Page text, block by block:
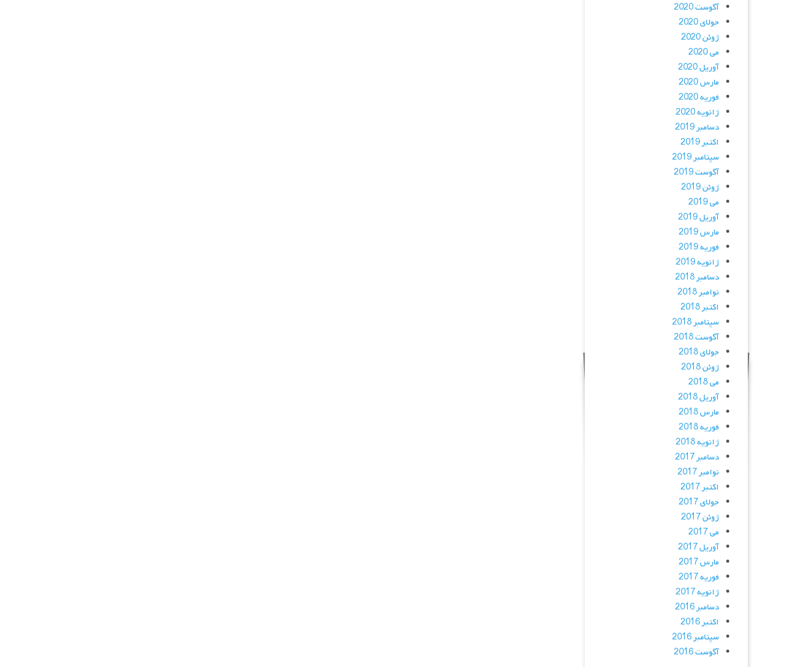
آگوست 2020
جولای 2020
ژوئن 2020
می 2020
آوریل 2020
مارس 2020
فوریه 2020
ژانویه 2020
دسامبر 2019
اکتبر 2019
سپتامبر 2019
آگوست 2019
ژوئن 2019
می 2019
آوریل 2019
مارس 2019
فوریه 2019
ژانویه 2019
دسامبر 2018
نوامبر 2018
اکتبر 2018
سپتامبر 2018
آگوست 2018
جولای 2018
ژوئن 2018
می 2018
آوریل 2018
مارس 2018
فوریه 2018
ژانویه 2018
دسامبر 2017
نوامبر 2017
اکتبر 2017
جولای 2017
ژوئن 2017
می 2017
آوریل 2017
مارس 2017
فوریه 2017
ژانویه 2017
دسامبر 2016
اکتبر 2016
سپتامبر 2016
آگوست 2016